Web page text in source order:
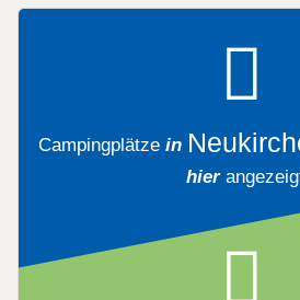
Campingplätze in
hier